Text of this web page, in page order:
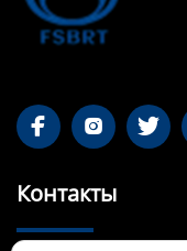
  
Контакты